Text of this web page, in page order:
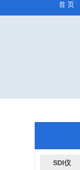
首 页
SDI仪